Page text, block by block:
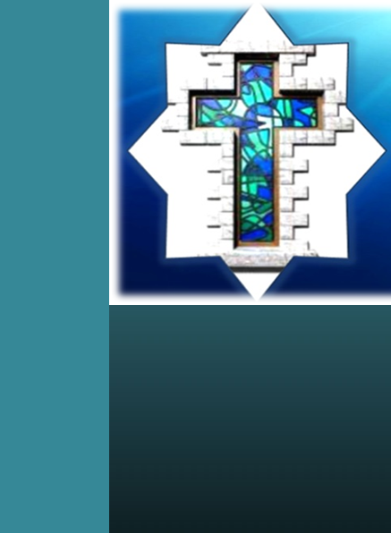
Home Posts RSS Comments RSS